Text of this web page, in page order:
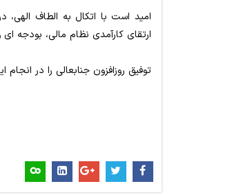
امید است با اتکال به الطاف
ارتقای کارآمدی نظام مالی، بودجه
توفیق روزافزون جنابعالی را در